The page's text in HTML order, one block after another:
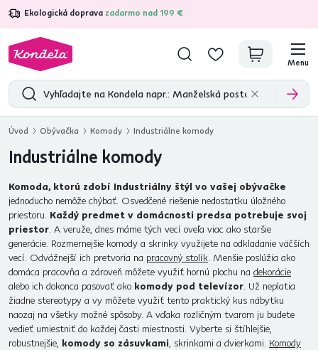
Ekologická doprava zadarmo nad 199 €
4,7 31 285overených produktových recenzií
Menu
Úvod Obývačka Komody Industriálne komody
Industriálne komody
Komoda, ktorú zdobí Industriálny štýl vo vašej obývačke
jednoducho nemôže chýbať. Osvedčené riešenie nedostatku úložného
priestoru. Každý predmet v domácnosti predsa potrebuje svoj
priestor. A veruže, dnes máme tých vecí oveľa viac ako staršie
generácie. Rozmernejšie komody a skrinky využijete na odkladanie väčších
vecí. Odvážnejší ich pretvoria na pracovný stolík. Menšie poslúžia ako
domáca pracovňa a zároveň môžete využiť hornú plochu na dekorácie
alebo ich dokonca pasovať ako komody pod televízor. Už neplatia
žiadne stereotypy a vy môžete využiť tento praktický kus nábytku
naozaj na všetky možné spôsoby. A vďaka rozličným tvarom ju budete
vedieť umiestniť do každej časti miestnosti. Vyberte si štíhlejšie,
robustnejšie, komody so zásuvkami, skrinkami a dvierkami. Komody